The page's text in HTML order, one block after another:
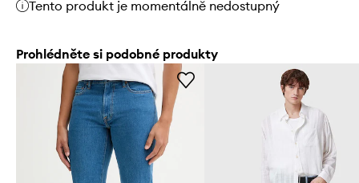
Tento produkt je momentálně nedostupný
Prohlédněte si podobné produkty